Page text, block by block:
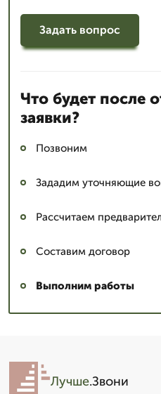
Задать вопрос
Что будет после
заявки?
Позвоним
Зададим уточняющие
Рассчитаем
Составим договор
Выполним работы
Лучше.Звони